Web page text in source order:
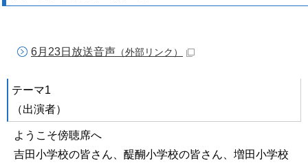
6月23日放送音声 （外部リンク）
テーマ1
（出演者）
ようこそ傍聴席へ
吉田小学校の皆さん、醍醐小学校の皆さん、増田小学校